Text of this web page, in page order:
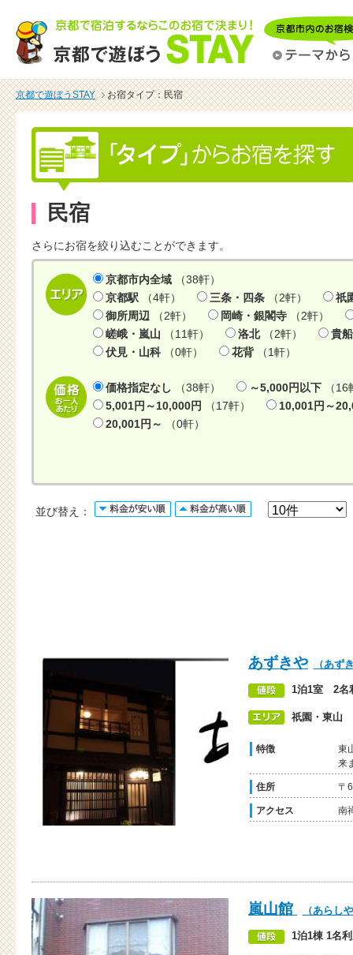
京都で遊ぼうSTAY お宿タイプ：民宿
民宿
さらにお宿を絞り込むことができます。
京都市内全域 （38軒）
京都駅 （4軒） 三条・四条 （2軒）
祇
御所周辺
（2軒） 岡崎・銀閣寺 （2軒）
嵯峨・嵐山 （11軒） 洛北（2軒）
貴
伏見・山科 （0軒） 花背（1軒）
価格指定なし （38軒） ～5,000円以下 （16
5,001円～10,000円
（17軒）
10,001円～
20,001円～
（0軒）
並び替え：
あずきや （あず
1泊1室 2名
祇園・東山
特徴
東
来
住所 〒
アクセス 南
嵐山館 （あらし
1泊1棟 1名